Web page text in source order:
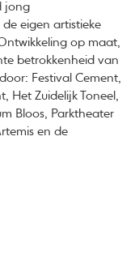
jong
eigen artistieke
op maat,
betrokkenheid van
Festival Cement,
Het Zuidelijk Toneel,
Bloos, Parktheater
en de